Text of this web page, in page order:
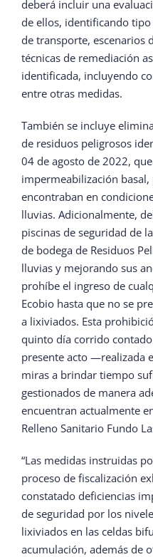
deberá incluir una
de ellos, identificando
de transporte, escenarios
técnicas de remediación
identificada, incluyendo
entre otras medidas.
También se incluye
de residuos peligrosos
04 de agosto de 2022,
impermeabilización
encontraban en
lluvias. Adicionalmente,
piscinas de seguridad de
de bodega de Residuos
lluvias y mejorando sus
prohíbe el ingreso de
Ecobio hasta que no se
a lixiviados. Esta
quinto día corrido
presente acto —realizada
miras a brindar tiempo
gestionados de manera
encuentran actualmente
Relleno Sanitario Fundo
“Las medidas instruidas
proceso de fiscalización
constatado deficiencias
de seguridad por los
lixiviados en las celdas
acumulación, además de